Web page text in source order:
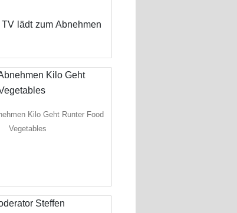
lädt zum Abnehmen
Kilo Geht Runter Food
Vegetables